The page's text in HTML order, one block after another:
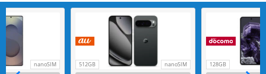
nanoSIM 512GB nanoSIM 128GB